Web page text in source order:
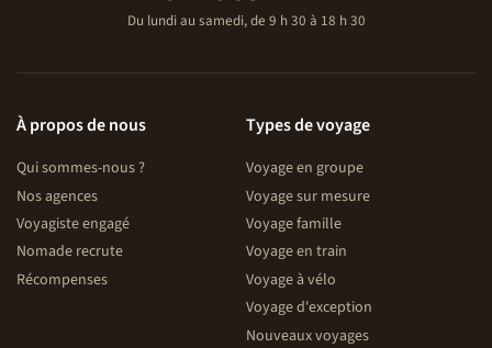
Du lundi au samedi, de 9 h 30 à 18 h 30
À propos de nous
Qui sommes-nous ?
Nos agences
Voyagiste engagé
Nomade recrute
Récompenses
Types de voyage
Voyage en groupe
Voyage sur mesure
Voyage famille
Voyage en train
Voyage à vélo
Voyage d'exception
Nouveaux voyages